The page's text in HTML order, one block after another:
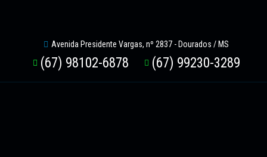
Avenida Presidente Vargas, nº 2837 - Dourados / MS
(67) 98102-6878 (67) 99230-3289